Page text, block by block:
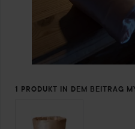
1 PRODUKT IN DEM BEITRAG